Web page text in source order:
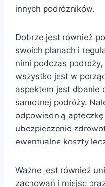
innych podróżników.
Dobrze jest również
swoich planach i
nimi podczas
wszystko jest w
aspektem jest dbanie
samotnej podróży.
odpowiednią
ubezpieczenie
ewentualne koszty
Ważne jest również
zachowań i miejsc